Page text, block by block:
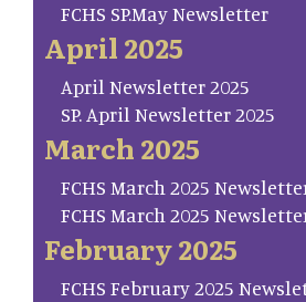
FCHS SP.May Newsletter
April 2025
April Newsletter 2025
SP. April Newsletter 2025
March 2025
FCHS March 2025
FCHS March 2025
February 2025
FCHS February 2025